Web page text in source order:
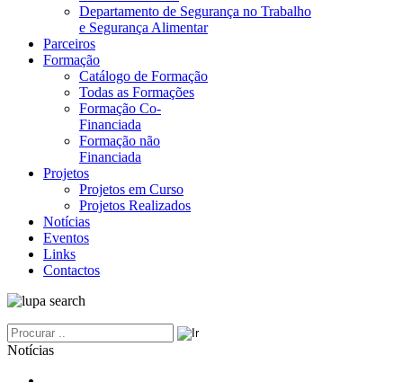
Departamento de Segurança no Trabalho
e Segurança Alimentar
Parceiros
Formação
Catálogo de Formação
Todas as Formações
Formação Co-
Financiada
Formação não
Financiada
Projetos
Projetos em Curso
Projetos Realizados
Notícias
Eventos
Links
Contactos
Notícias